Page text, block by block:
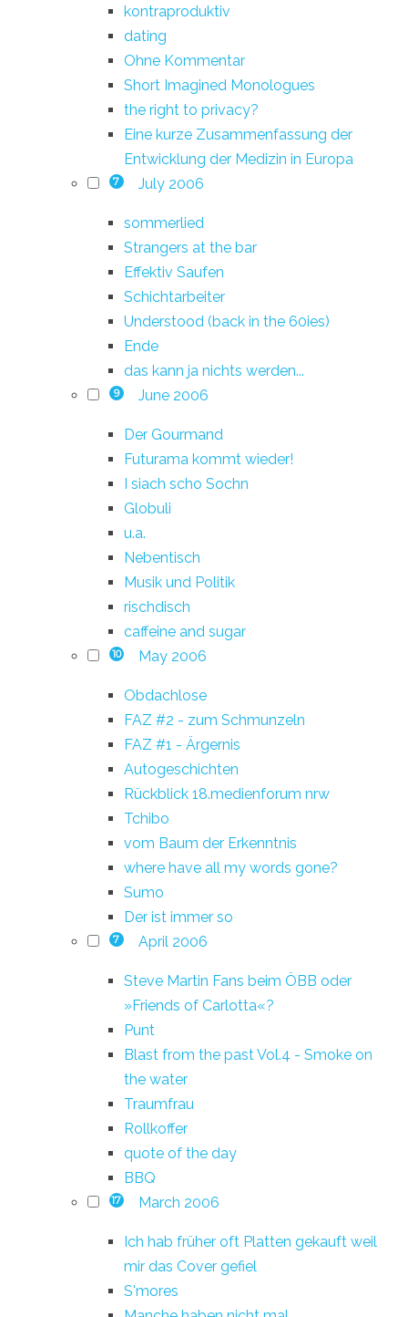
kontraproduktiv
dating
Ohne Kommentar
Short Imagined Monologues
the right to privacy?
Eine kurze Zusammenfassung der
Entwicklung der Medizin in Europa
7 July 2006
sommerlied
Strangers at the bar
Effektiv Saufen
Schichtarbeiter
Understood (back in the 60ies)
Ende
das kann ja nichts werden...
9 June 2006
Der Gourmand
Futurama kommt wieder!
I siach scho Sochn
Globuli
u.a.
Nebentisch
Musik und Politik
rischdisch
caffeine and sugar
10 May 2006
Obdachlose
FAZ #2 - zum Schmunzeln
FAZ #1 - Ärgernis
Autogeschichten
Rückblick 18.medienforum nrw
Tchibo
vom Baum der Erkenntnis
where have all my words gone?
Sumo
Der ist immer so
7 April 2006
Steve Martin Fans beim ÖBB oder
»Friends of Carlotta«?
Punt
Blast from the past Vol.4 - Smoke on
the water
Traumfrau
Rollkoffer
quote of the day
BBQ
17 March 2006
Ich hab früher oft Platten gekauft weil
mir das Cover gefiel
S'mores